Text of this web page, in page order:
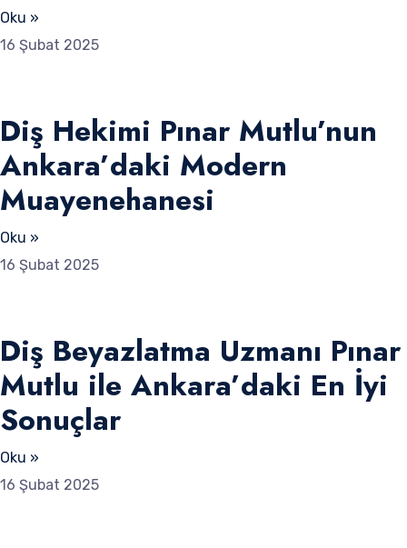
Oku »
16 Şubat 2025
Diş Hekimi Pınar Mutlu’nun
Ankara’daki Modern
Muayenehanesi
Oku »
16 Şubat 2025
Diş Beyazlatma Uzmanı Pınar
Mutlu ile Ankara’daki En İyi
Sonuçlar
Oku »
16 Şubat 2025